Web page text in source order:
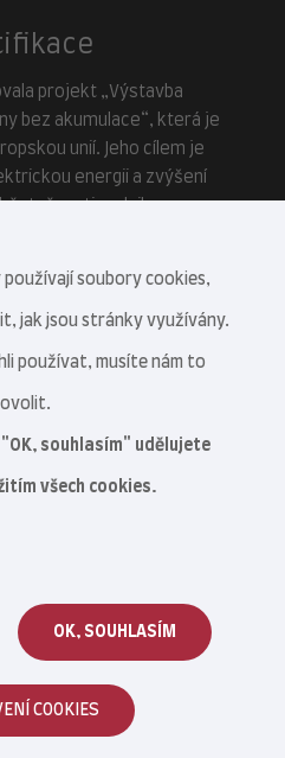
projekt „Výstavba
bez akumulace“, která je
unií. Jeho cílem je
energii a zvýšení
s.r.o. © 2021–2026
soubory cookies,
jak jsou stránky využívány.
používat, musíte nám to
souhlasím" udělujete
všech cookies.
OK, SOUHLASÍM
COOKIES